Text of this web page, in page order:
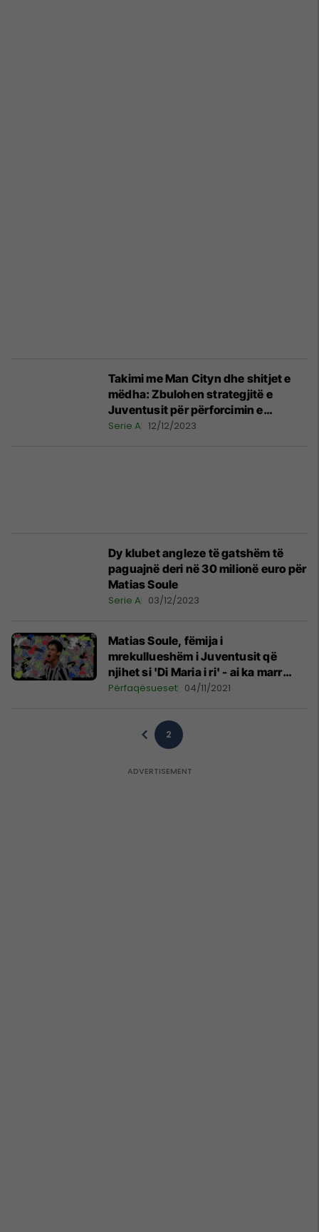
Takimi me Man Cityn dhe shitjet e
mëdha: Zbulohen strategjitë e
Juventusit për përforcimin e
mesfushës
Serie A 12/12/2023
Dy klubet angleze të gatshëm të
paguajnë deri në 30 milionë euro për
Matias Soule
Serie A 03/12/2023
Matias Soule, fëmija i
mrekullueshëm i Juventusit që
njihet si 'Di Maria i ri' - ai ka marr
ftesë nga Argjentina
Përfaqësueset 04/11/2021
2